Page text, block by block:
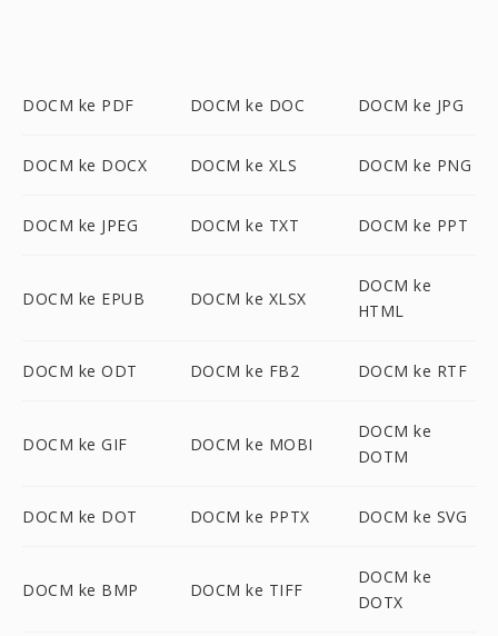
DOCM ke PDF DOCM ke DOC DOCM ke JPG
DOCM ke DOCX DOCM ke XLS DOCM ke PNG
DOCM ke JPEG DOCM ke TXT DOCM ke PPT
DOCM ke EPUB DOCM ke XLSX
DOCM ke
HTML
DOCM ke ODT DOCM ke FB2 DOCM ke RTF
DOCM ke GIF DOCM ke MOBI
DOCM ke
DOTM
DOCM ke DOT DOCM ke PPTX DOCM ke SVG
DOCM ke BMP DOCM ke TIFF
DOCM ke
DOTX